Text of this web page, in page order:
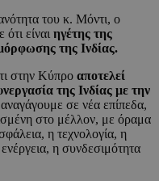
του κ. Μόντι, ο
είναι ηγέτης της
της Ινδίας.
στην Κύπρο αποτελεί
της Ινδίας με την
σε νέα επίπεδα,
στο μέλλον, με όραμα
η τεχνολογία, η
η συνδεσιμότητα